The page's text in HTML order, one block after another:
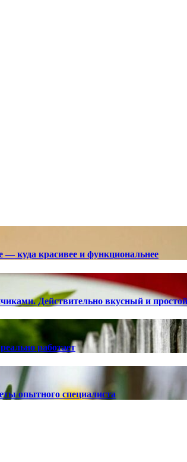
— куда красивее и функциональнее
Действительно вкусный и простой
работает
опытного специалиста